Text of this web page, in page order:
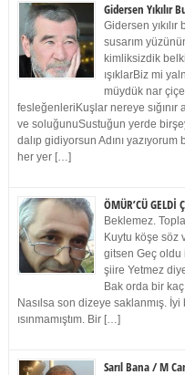
Gidersen Yıkılır
Gidersen
susarım
kimliksizdik
ışıklarBiz mi
müydük nar
fesleğenleriKuşlar nereye
ve soluğunuSustuğun yerde
dalıp gidiyorsun Adını
her yer […]
ÖMÜR’CÜ GELDİ
Beklemez.
Kuytu köşe
gitsen Geç oldu
şiire Yetmez
Bak orda bir
Nasılsa son dizeye saklanmış.
ısınmamıştım. Bir […]
Sarıl Bana / M